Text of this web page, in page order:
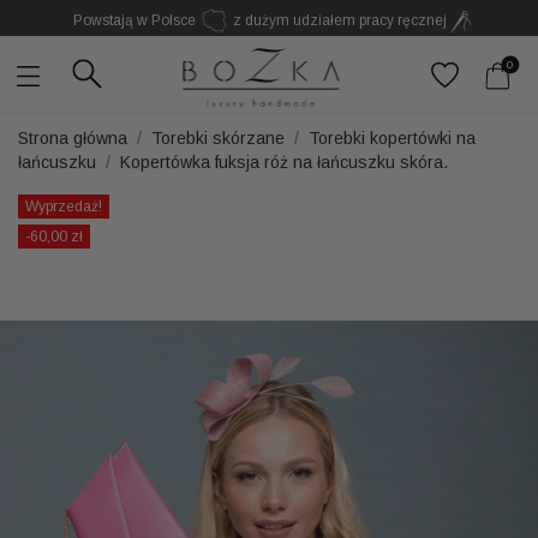
Powstają w Polsce z dużym udziałem pracy ręcznej
Twój znak rozpoznawczy. Nie kolejny dodatek 0
Strona główna Torebki skórzane
Torebki kopertówki na
łańcuszku
Kopertówka fuksja róż na łańcuszku skóra.
Wyprzedaż!
-60,00 zł